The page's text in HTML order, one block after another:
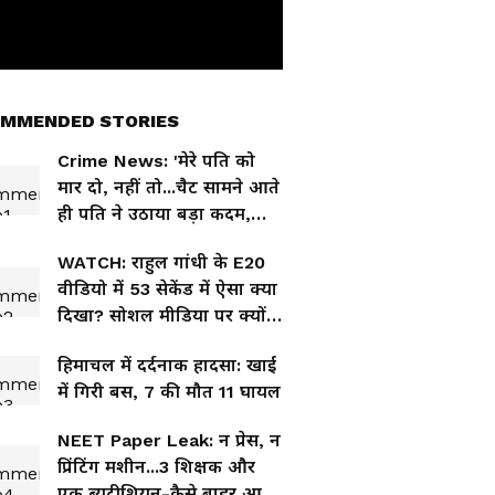
STORIES
Crime News: 'मेरे पति को
मार दो, नहीं तो...चैट सामने आते
ही पति ने उठाया बड़ा कदम,
WATCH: राहुल गांधी के E20
वीडियो में 53 सेकेंड में ऐसा क्या
दिखा? सोशल मीडिया पर क्यों
हिमाचल में दर्दनाक हादसा: खाई
में गिरी बस, 7 की मौत 11 घायल
NEET Paper Leak: न प्रेस, न
प्रिंटिंग मशीन...3 शिक्षक और